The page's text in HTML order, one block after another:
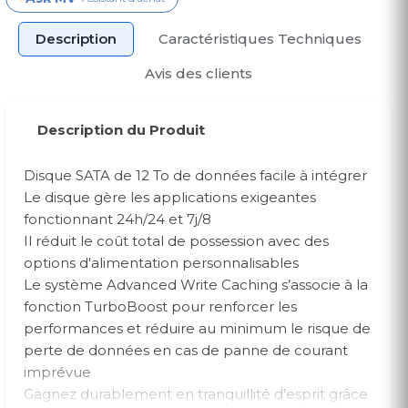
Description
Caractéristiques Techniques
Avis des clients
Description du Produit
Disque SATA de 12 To de données facile à intégrer
Le disque gère les applications exigeantes
fonctionnant 24h/24 et 7j/8
Il réduit le coût total de possession avec des
options d'alimentation personnalisables
Le système Advanced Write Caching s’associe à la
fonction TurboBoost pour renforcer les
performances et réduire au minimum le risque de
perte de données en cas de panne de courant
imprévue
Gagnez durablement en tranquillité d'esprit grâce